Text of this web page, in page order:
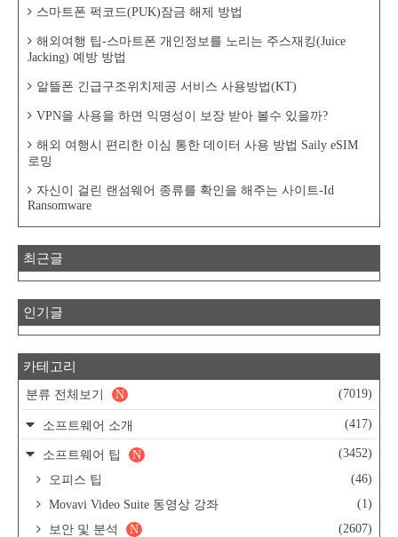
스마트폰 퍽코드(PUK)잠금 해제 방법
해외여행 팁-스마트폰 개인정보를 노리는 주스재킹(Juice
Jacking) 예방 방법
알뜰폰 긴급구조위치제공 서비스 사용방법(KT)
VPN을 사용을 하면 익명성이 보장 받아 볼수 있을까?
해외 여행시 편리한 이심 통한 데이터 사용 방법 Saily eSIM
로밍
자신이 걸린 랜섬웨어 종류를 확인을 해주는 사이트-Id
Ransomware
최근글
인기글
카테고리
분류 전체보기 (7019)
N
소프트웨어 소개 (417)
소프트웨어 팁 (3452)
N
오피스 팁
(46)
Movavi Video Suite 동영상 강좌
(1)
보안 및 분석
(2607)
N